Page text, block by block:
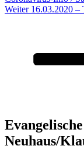
Nächster
Weiter 16.03.2020 –
Neuhaus/